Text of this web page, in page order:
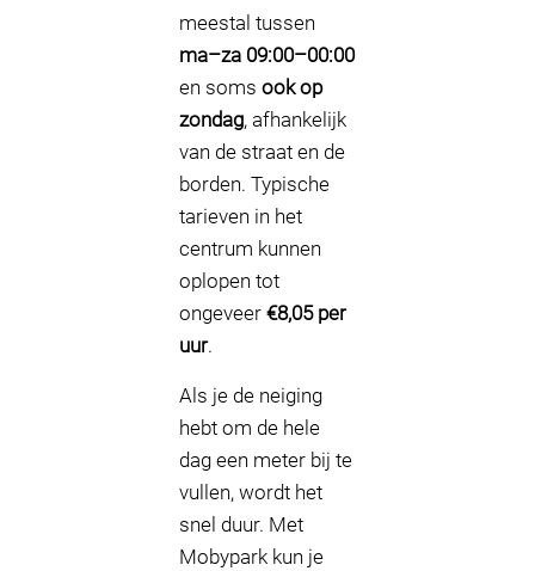
meestal tussen
ma–za 09:00–00:00
en soms ook op
zondag, afhankelijk
van de straat en de
borden. Typische
tarieven in het
centrum kunnen
oplopen tot
ongeveer €8,05 per
uur.
Als je de neiging
hebt om de hele
dag een meter bij te
vullen, wordt het
snel duur. Met
Mobypark kun je